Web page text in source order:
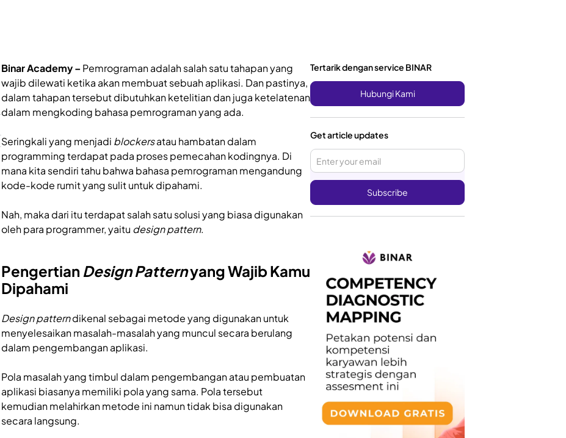
Binar Academy –Pemrograman adalah salah satu tahapan yang
wajib dilewati ketika akan membuat sebuah aplikasi. Dan pastinya,
dalam tahapan tersebut dibutuhkan ketelitian dan juga ketelatenan
dalam mengkoding bahasa pemrograman yang ada.
Seringkali yang menjadi blockersatau hambatan dalam
programming terdapat pada proses pemecahan kodingnya. Di
mana kita sendiri tahu bahwa bahasa pemrograman mengandung
kode-kode rumit yang sulit untuk dipahami.
Nah, maka dari itu terdapat salah satu solusi yang biasa digunakan
oleh para programmer, yaitu design pattern.
Pengertian Design Patternyang Wajib Kamu
Dipahami
Design patterndikenal sebagai metode yang digunakan untuk
menyelesaikan masalah-masalah yang muncul secara berulang
dalam pengembangan aplikasi.
Pola masalah yang timbul dalam pengembangan atau pembuatan
aplikasi biasanya memiliki pola yang sama. Pola tersebut
kemudian melahirkan metode ini namun tidak bisa digunakan
secara langsung.
Tertarik dengan service BINAR
Hubungi Kami
Get article updates